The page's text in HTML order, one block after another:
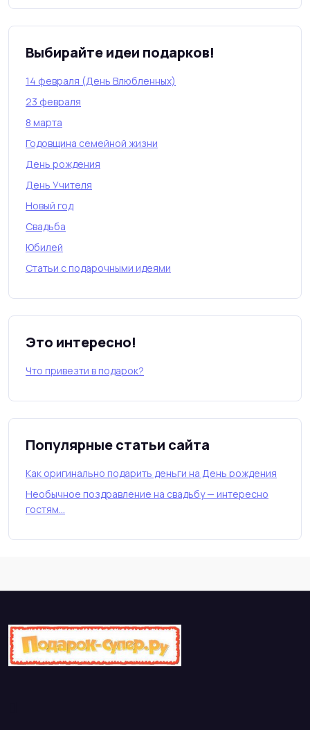
Выбирайте идеи подарков!
14 февраля (День Влюбленных)
23 февраля
8 марта
Годовщина семейной жизни
День рождения
День Учителя
Новый год
Свадьба
Юбилей
Статьи с подарочными идеями
Это интересно!
Что привезти в подарок?
Популярные статьи сайта
Как оригинально подарить деньги на День рождения
Необычное поздравление на свадьбу — интересно
гостям…